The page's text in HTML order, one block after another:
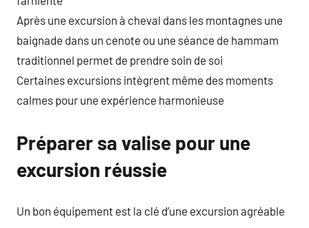
Après une excursion à cheval dans les montagnes une
baignade dans un cenote ou une séance de hammam
traditionnel permet de prendre soin de soi
Certaines excursions intègrent même des moments
calmes pour une expérience harmonieuse
Préparer sa valise pour une
excursion réussie
Un bon équipement est la clé d’une excursion agréable